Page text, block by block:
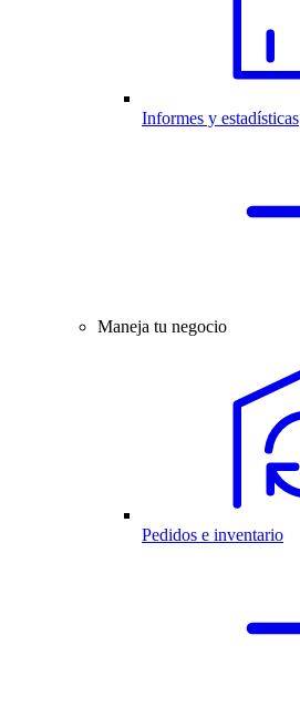
Informes y estadísticas
Maneja tu negocio
Pedidos e inventario